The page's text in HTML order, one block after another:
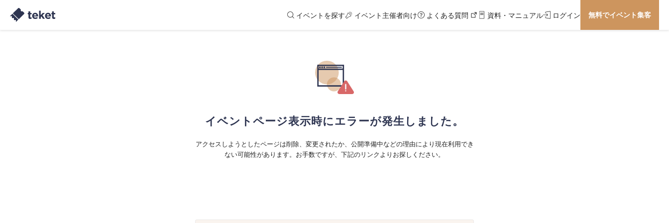
イベントを探す イベント主催者向け よくある質問 資料・マニュアル ログイン 無料でイベント集客
イベントページ表示時にエラーが発生しました。
アクセスしようとしたページは削除、変更されたか、公開準備中などの理由により現在利用でき
ない可能性があります。お手数ですが、下記のリンクよりお探しください。